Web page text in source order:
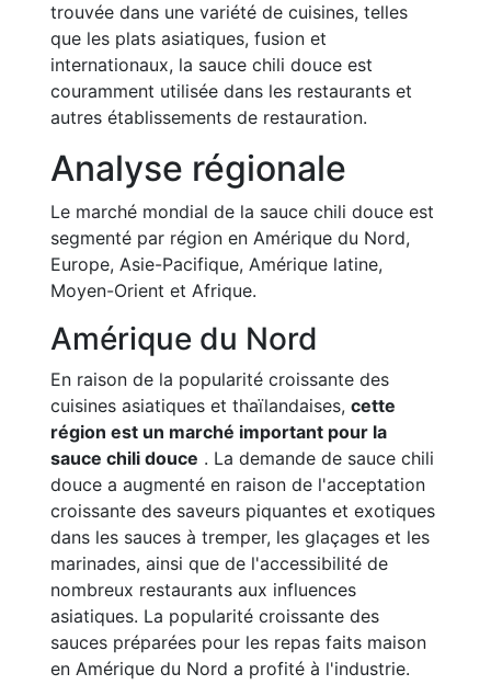
trouvée dans une variété de cuisines, telles
que les plats asiatiques, fusion et
internationaux, la sauce chili douce est
couramment utilisée dans les restaurants et
autres établissements de restauration.
Analyse régionale
Le marché mondial de la sauce chili douce est
segmenté par région en Amérique du Nord,
Europe, Asie-Pacifique, Amérique latine,
Moyen-Orient et Afrique.
Amérique du Nord
En raison de la popularité croissante des
cuisines asiatiques et thaïlandaises, cette
région est un marché important pour la
sauce chili douce . La demande de sauce chili
douce a augmenté en raison de l'acceptation
croissante des saveurs piquantes et exotiques
dans les sauces à tremper, les glaçages et les
marinades, ainsi que de l'accessibilité de
nombreux restaurants aux influences
asiatiques. La popularité croissante des
sauces préparées pour les repas faits maison
en Amérique du Nord a profité à l'industrie.